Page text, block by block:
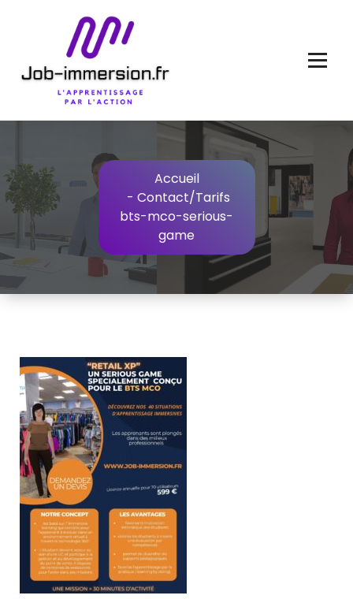
Accueil
- Contact/Tarifs
bts-mco-serious-
game